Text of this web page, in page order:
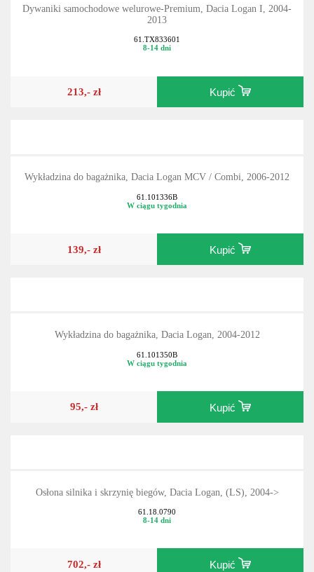
Dywaniki samochodowe welurowe-Premium, Dacia Logan I, 2004-
2013
61.TX833601
8-14 dni
213,- zł Kupić
Wykładzina do bagażnika, Dacia Logan MCV / Combi, 2006-2012
61.101336B
W ciągu tygodnia
139,- zł Kupić
Wykładzina do bagażnika, Dacia Logan, 2004-2012
61.101350B
W ciągu tygodnia
95,- zł Kupić
Osłona silnika i skrzynię biegów, Dacia Logan, (LS), 2004->
61.18.0790
8-14 dni
702,- zł Kupić